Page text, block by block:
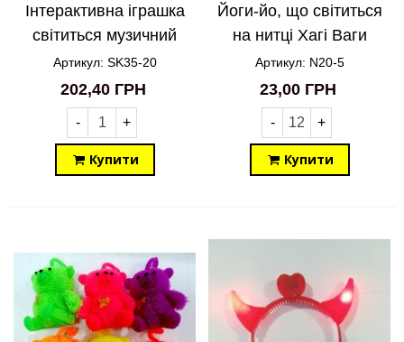
Інтерактивна іграшка
світиться музичний
Синій трактор толокар
з українською
озвучкою 1005Q
SK35-20
Артикул: SK35-20
202,40 ГРН
- +
Купити
Йоги-йо, що світиться
на нитці Хагі Ваги
N20-5
Артикул: N20-5
23,00 ГРН
- +
Купити